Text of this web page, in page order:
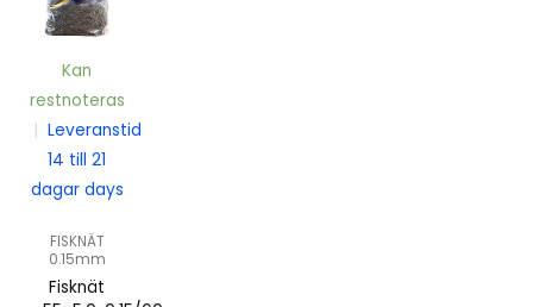
Kan
restnoteras
| Leveranstid
14 till 21
dagar days
FISKNÄT
0.15mm
Fisknät